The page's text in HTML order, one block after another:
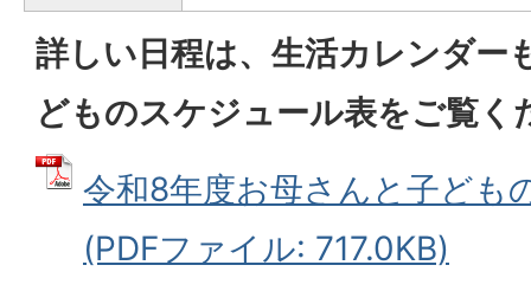
詳しい日程は、生活カレンダー
どものスケジュール表をご覧く
令和8年度お母さんと子ども
(PDFファイル: 717.0KB)